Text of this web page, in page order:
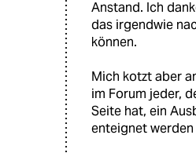
Anstand. Ich
das irgendwie
können.
Mich kotzt aber
im Forum jeder,
Seite hat, ein
enteignet werden